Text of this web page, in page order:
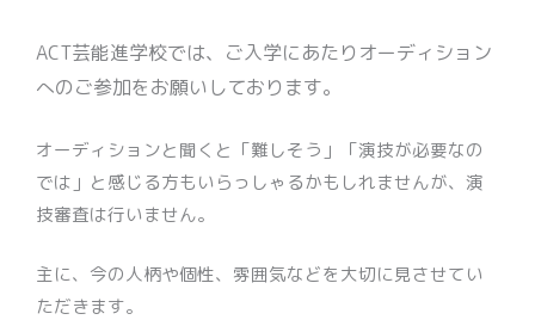
ACT芸能進学校では、ご入学にあたりオーディション
へのご参加をお願いしております。
オーディションと聞くと「難しそう」「演技が必要なの
では」と感じる方もいらっしゃるかもしれませんが、演
技審査は行いません。
主に、今の人柄や個性、雰囲気などを大切に見させてい
ただきます。